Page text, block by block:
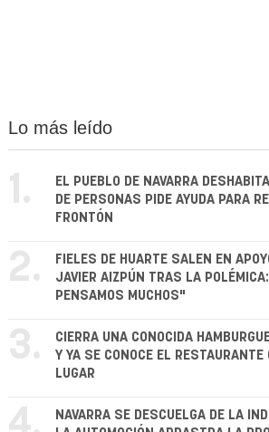
Lo más leído
1.
EL PUEBLO DE NAVARRA
DE PERSONAS PIDE AYUDA PARA
FRONTÓN
2.
FIELES DE HUARTE SALEN EN
JAVIER AIZPÚN TRAS LA
PENSAMOS MUCHOS"
3.
CIERRA UNA CONOCIDA
Y YA SE CONOCE EL RESTAURANTE
LUGAR
NAVARRA SE DESCUELGA DE LA